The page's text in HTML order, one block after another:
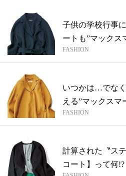
子供の学校行事
ートも”マックス
FASHION
いつかは…でな
える”マックスマ
FASHION
計算された〝ス
コート】って何!?